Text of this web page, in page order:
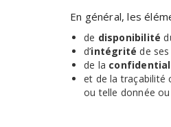
En général, les
de disponibilité
d’intégritéde ses
de la
et de la traçabilité
ou telle donnée